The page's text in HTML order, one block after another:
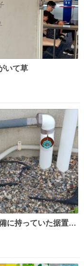
いて草
に持っていた据置給
もらった。 工事費
。 物騒な時代にな